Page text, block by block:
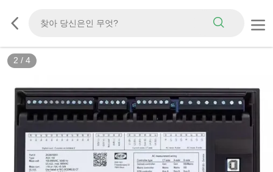
2 / 4